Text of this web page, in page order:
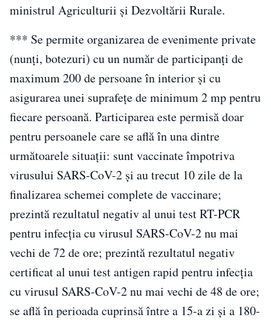
ministrul Agriculturii şi Dezvoltării Rurale.
*** Se permite organizarea de evenimente private
(nunţi, botezuri) cu un număr de participanţi de
maximum 200 de persoane în interior şi cu
asigurarea unei suprafeţe de minimum 2 mp pentru
fiecare persoană. Participarea este permisă doar
pentru persoanele care se află în una dintre
următoarele situaţii: sunt vaccinate împotriva
virusului SARS-CoV-2 şi au trecut 10 zile de la
finalizarea schemei complete de vaccinare;
prezintă rezultatul negativ al unui test RT-PCR
pentru infecţia cu virusul SARS-CoV-2 nu mai
vechi de 72 de ore; prezintă rezultatul negativ
certificat al unui test antigen rapid pentru infecţia
cu virusul SARS-CoV-2 nu mai vechi de 48 de ore;
se află în perioada cuprinsă între a 15-a zi şi a 180-